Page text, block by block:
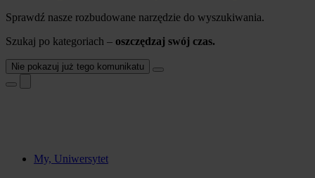
Sprawdź nasze rozbudowane narzędzie do wyszukiwania.
Szukaj po kategoriach – oszczędzaj swój czas.
Nie pokazuj już tego komunikatu
My, Uniwersytet